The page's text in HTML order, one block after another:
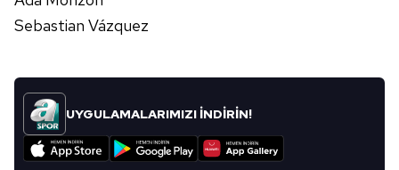
Sebastian Vázquez
UYGULAMALARIMIZI İNDİRİN!